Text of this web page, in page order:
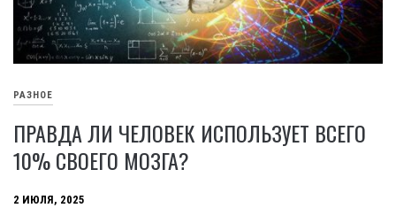
РАЗНОЕ
ПРАВДА ЛИ ЧЕЛОВЕК ИСПОЛЬЗУЕТ ВСЕГО
10% СВОЕГО МОЗГА?
2 ИЮЛЯ, 2025